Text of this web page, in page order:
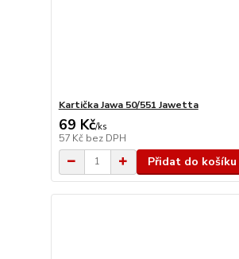
Kartička Jawa 50/551 Jawetta
69 Kč/ks
57 Kč bez DPH
Přidat do košíku